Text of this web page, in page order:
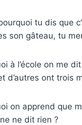
tu dis que
son gâteau, tu
à l’école on me
d’autres ont trois
on apprend que
ne dit rien ?